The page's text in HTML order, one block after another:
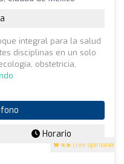
4.6 (198 opiniones)
integral para la salud
disciplinas en un solo
obstetricia,
Horario